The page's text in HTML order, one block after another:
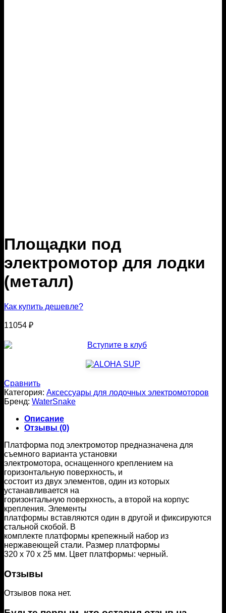
Площадки под
электромотор для лодки
(металл)
Как купить дешевле?
11054 ₽
Сравнить
Категория: Аксессуары для лодочных электромоторов
Бренд: WaterSnake
Описание
Отзывы (0)
Платформа под электромотор предназначена для
съемного варианта установки
электромотора, оснащенного креплением на
горизонтальную поверхность, и
состоит из двух элементов, один из которых
устанавливается на
горизонтальную поверхность, а второй на корпус
крепления. Элементы
платформы вставляются один в другой и фиксируются
стальной скобой. В
комплекте платформы крепежный набор из
нержавеющей стали. Размер платформы
320 х 70 х 25 мм. Цвет платформы: черный.
Отзывы
Отзывов пока нет.